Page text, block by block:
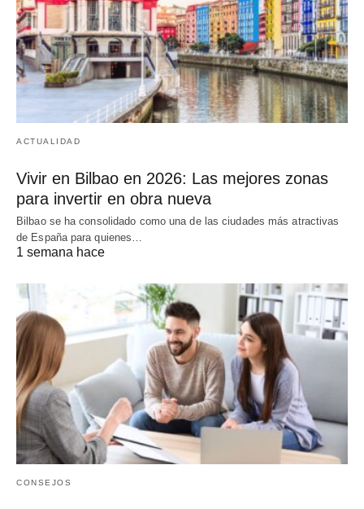
ACTUALIDAD
Vivir en Bilbao en 2026: Las mejores zonas
para invertir en obra nueva
Bilbao se ha consolidado como una de las ciudades más atractivas
de España para quienes…
1 semana hace
CONSEJOS